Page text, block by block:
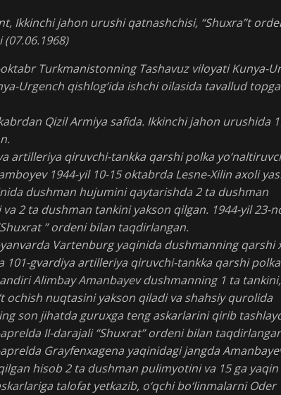
Ikkinchi jahon urushi qatnashchisi, “Shuxra”t
(07.06.1968)
oktabr Turkmanistonning Tashavuz viloyati Kunya-
Urgench qishlog‘ida ishchi oilasida tavallud
Qizil Armiya safida. Ikkinchi jahon urushida
artilleriya qiruvchi-tankka qarshi polka
1944-yil 10-15 oktabrda Lesne-Xilin axoli
dushman hujumini qaytarishda 2 ta dushman
2 ta dushman tankini yakson qilgan. 1944-yil 23-
” ordeni bilan taqdirlangan.
yanvarda Vartenburg yaqinida dushmanning qarshi
101-gvardiya artilleriya qiruvchi-tankka qarshi
Alimbay Amanbayev dushmanning 1 ta
ochish nuqtasini yakson qiladi va shahsiy qurolida
son jihatda guruxga teng askarlarini qirib
aprelda II-darajali “Shuxrat” ordeni bilan
aprelda Grayfenxagena yaqinidagi jangda
hisob 2 ta dushman pulimyotini va 15 ga yaqin
talofat yetkazib, o‘qchi bo‘linmalarni Oder